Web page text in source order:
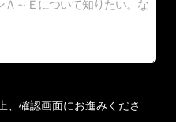
、確認画面にお進みくださ